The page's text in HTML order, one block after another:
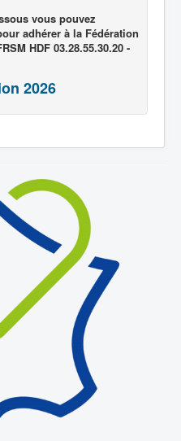
vous pouvez
adhérer à la Fédération
HDF 03.28.55.30.20 -
2026